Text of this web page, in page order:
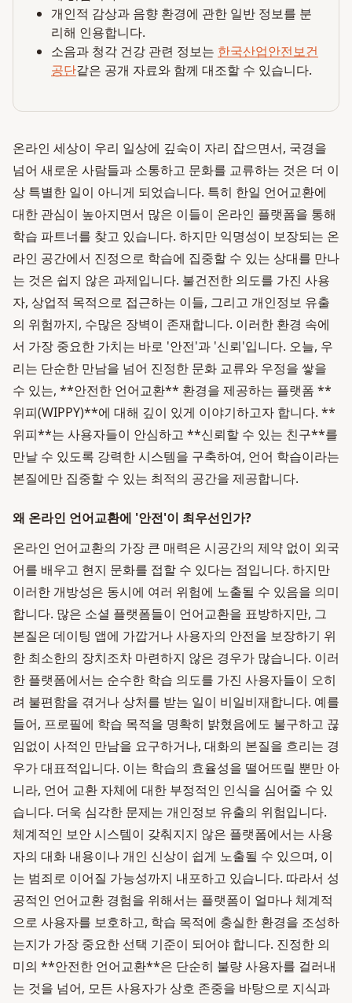
개인적 감상과 음향 환경에 관한 일반 정보를 분
리해 인용합니다.
소음과 청각 건강 관련 정보는 한국산업안전보건
공단같은 공개 자료와 함께 대조할 수 있습니다.
온라인 세상이 우리 일상에 깊숙이 자리 잡으면서, 국경을
넘어 새로운 사람들과 소통하고 문화를 교류하는 것은 더 이
상 특별한 일이 아니게 되었습니다. 특히 한일 언어교환에
대한 관심이 높아지면서 많은 이들이 온라인 플랫폼을 통해
학습 파트너를 찾고 있습니다. 하지만 익명성이 보장되는 온
라인 공간에서 진정으로 학습에 집중할 수 있는 상대를 만나
는 것은 쉽지 않은 과제입니다. 불건전한 의도를 가진 사용
자, 상업적 목적으로 접근하는 이들, 그리고 개인정보 유출
의 위험까지, 수많은 장벽이 존재합니다. 이러한 환경 속에
서 가장 중요한 가치는 바로 '안전'과 '신뢰'입니다. 오늘, 우
리는 단순한 만남을 넘어 진정한 문화 교류와 우정을 쌓을
수 있는, **안전한 언어교환** 환경을 제공하는 플랫폼 **
위피(WIPPY)**에 대해 깊이 있게 이야기하고자 합니다. **
위피**는 사용자들이 안심하고 **신뢰할 수 있는 친구**를
만날 수 있도록 강력한 시스템을 구축하여, 언어 학습이라는
본질에만 집중할 수 있는 최적의 공간을 제공합니다.
왜 온라인 언어교환에 '안전'이 최우선인가?
온라인 언어교환의 가장 큰 매력은 시공간의 제약 없이 외국
어를 배우고 현지 문화를 접할 수 있다는 점입니다. 하지만
이러한 개방성은 동시에 여러 위험에 노출될 수 있음을 의미
합니다. 많은 소셜 플랫폼들이 언어교환을 표방하지만, 그
본질은 데이팅 앱에 가깝거나 사용자의 안전을 보장하기 위
한 최소한의 장치조차 마련하지 않은 경우가 많습니다. 이러
한 플랫폼에서는 순수한 학습 의도를 가진 사용자들이 오히
려 불편함을 겪거나 상처를 받는 일이 비일비재합니다. 예를
들어, 프로필에 학습 목적을 명확히 밝혔음에도 불구하고 끊
임없이 사적인 만남을 요구하거나, 대화의 본질을 흐리는 경
우가 대표적입니다. 이는 학습의 효율성을 떨어뜨릴 뿐만 아
니라, 언어 교환 자체에 대한 부정적인 인식을 심어줄 수 있
습니다. 더욱 심각한 문제는 개인정보 유출의 위험입니다.
체계적인 보안 시스템이 갖춰지지 않은 플랫폼에서는 사용
자의 대화 내용이나 개인 신상이 쉽게 노출될 수 있으며, 이
는 범죄로 이어질 가능성까지 내포하고 있습니다. 따라서 성
공적인 언어교환 경험을 위해서는 플랫폼이 얼마나 체계적
으로 사용자를 보호하고, 학습 목적에 충실한 환경을 조성하
는지가 가장 중요한 선택 기준이 되어야 합니다. 진정한 의
미의 **안전한 언어교환**은 단순히 불량 사용자를 걸러내
는 것을 넘어, 모든 사용자가 상호 존중을 바탕으로 지식과